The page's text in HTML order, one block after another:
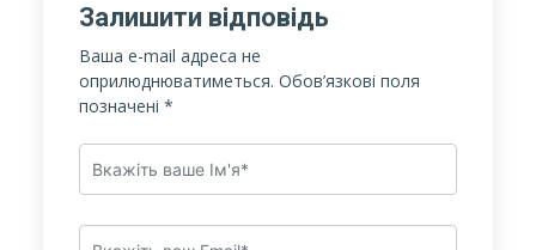
Залишити відповідь
Ваша e-mail адреса не
оприлюднюватиметься. Обов’язкові поля
позначені *